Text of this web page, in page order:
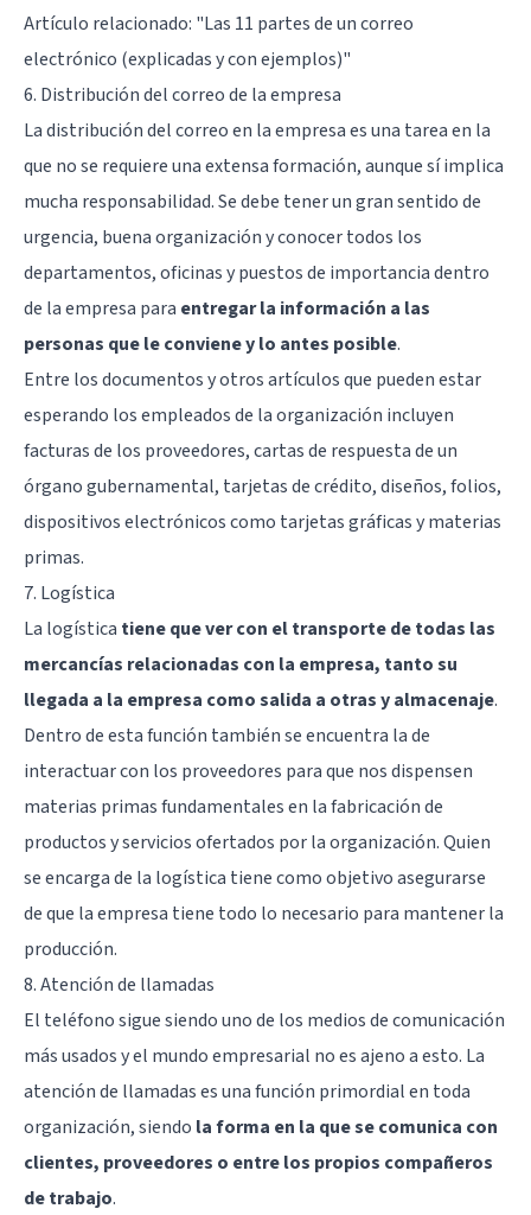
Artículo relacionado: "Las 11 partes de un correo
electrónico (explicadas y con ejemplos)"
6. Distribución del correo de la empresa
La distribución del correo en la empresa es una tarea en la
que no se requiere una extensa formación, aunque sí implica
mucha responsabilidad. Se debe tener un gran sentido de
urgencia, buena organización y conocer todos los
departamentos, oficinas y puestos de importancia dentro
de la empresa para entregar la información a las
personas que le conviene y lo antes posible.
Entre los documentos y otros artículos que pueden estar
esperando los empleados de la organización incluyen
facturas de los proveedores, cartas de respuesta de un
órgano gubernamental, tarjetas de crédito, diseños, folios,
dispositivos electrónicos como tarjetas gráficas y materias
primas.
7. Logística
La logística tiene que ver con el transporte de todas las
mercancías relacionadas con la empresa, tanto su
llegada a la empresa como salida a otras y almacenaje.
Dentro de esta función también se encuentra la de
interactuar con los proveedores para que nos dispensen
materias primas fundamentales en la fabricación de
productos y servicios ofertados por la organización. Quien
se encarga de la logística tiene como objetivo asegurarse
de que la empresa tiene todo lo necesario para mantener la
producción.
8. Atención de llamadas
El teléfono sigue siendo uno de los medios de comunicación
más usados y el mundo empresarial no es ajeno a esto. La
atención de llamadas es una función primordial en toda
organización, siendo la forma en la que se comunica con
clientes, proveedores o entre los propios compañeros
de trabajo.